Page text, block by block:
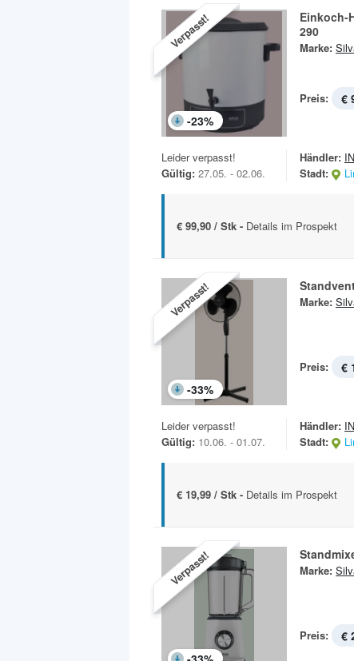
Verpasst!
-23%
Einkoch-
290
Marke:
Preis: €
Leider verpasst!
Gültig: 27.05. - 02.06.
Händler:
Stadt:
€ 99,90 / Stk - Details im Prospekt
Verpasst!
-33%
Marke:
Preis: €
Leider verpasst!
Gültig: 10.06. - 01.07.
Händler:
Stadt:
€ 19,99 / Stk - Details im Prospekt
Verpasst! Marke:
Preis: €